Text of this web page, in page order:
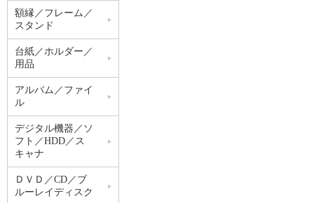
額縁／フレーム／
スタンド
台紙／ホルダー／
用品
アルバム／ファイ
ル
デジタル機器／ソ
フト／HDD／ス
キャナ
ＤＶＤ／CD／ブ
ルーレイディスク